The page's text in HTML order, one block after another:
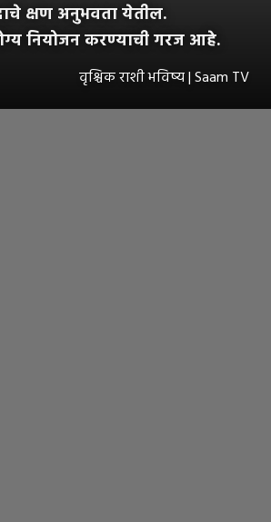
क्षण अनुभवता येतील.
नियोजन करण्याची गरज आहे.
वृश्चिक राशी भविष्य | Saam TV